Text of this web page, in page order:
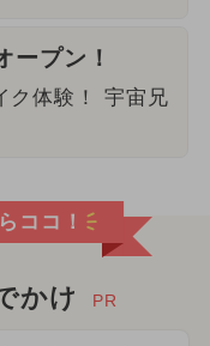
ープン！
ク体験！ 宇宙兄
ココ！
かけ PR